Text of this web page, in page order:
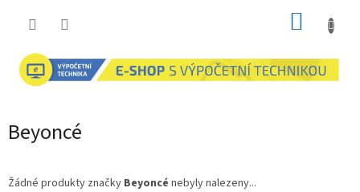
Beyoncé
Žádné produkty značky Beyoncé nebyly nalezeny...